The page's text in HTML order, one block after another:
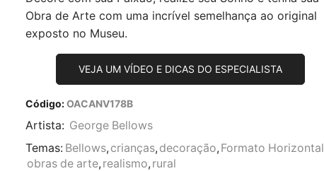
Obra de Arte com uma incrível semelhança ao original
exposto no Museu.
VEJA UM VÍDEO E DICAS DO ESPECIALISTA
Código:OACANV178B
Artista: George Bellows
Temas: Bellows, crianças, decoração, Formato Horizontal
obras de arte, realismo, rural